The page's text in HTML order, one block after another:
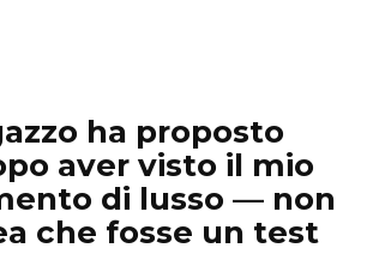
ha proposto
aver visto il mio
di lusso — non
che fosse un test